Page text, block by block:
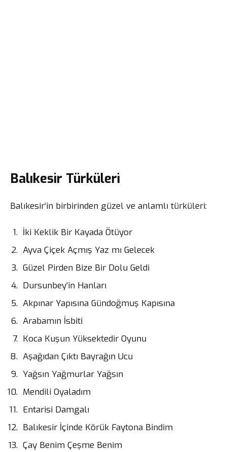
Balıkesir Türküleri
Balıkesir’in birbirinden güzel ve anlamlı türküleri:
İki Keklik Bir Kayada Ötüyor
Ayva Çiçek Açmış Yaz mı Gelecek
Güzel Pirden Bize Bir Dolu Geldi
Dursunbey’in Hanları
Akpınar Yapısına Gündoğmuş Kapısına
Arabamın İsbiti
Koca Kuşun Yüksektedir Oyunu
Aşağıdan Çıktı Bayrağın Ucu
Yağsın Yağmurlar Yağsın
Mendili Oyaladım
Entarisi Damgalı
Balıkesir İçinde Körük Faytona Bindim
Çay Benim Çeşme Benim